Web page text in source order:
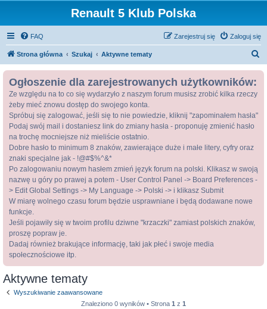
Renault 5 Klub Polska
FAQ Zaloguj się
Zarejestruj się
Strona główna Szukaj Aktywne tematy
Ogłoszenie dla zarejestrowanych użytkowników:
Ze względu na to co się wydarzyło z naszym forum musisz zrobić kilka rzeczy
żeby mieć znowu dostęp do swojego konta.
Spróbuj się zalogować, jeśli się to nie powiedzie, kliknij "zapominałem hasła"
Podaj swój mail i dostaniesz link do zmiany hasła - proponuję zmienić hasło
na trochę mocniejsze niż mieliście ostatnio.
Dobre hasło to minimum 8 znaków, zawierające duże i małe litery, cyfry oraz
znaki specjalne jak - !@#$%^&*
Po zalogowaniu nowym hasłem zmień język forum na polski. Klikasz w swoją
nazwę u góry po prawej a potem - User Control Panel -> Board Preferences -
> Edit Global Settings -> My Language -> Polski -> i klikasz Submit
W miarę wolnego czasu forum będzie usprawniane i będą dodawane nowe
funkcje.
Jeśli pojawiły się w twoim profilu dziwne "krzaczki" zamiast polskich znaków,
proszę popraw je.
Dadaj również brakujące informację, taki jak płeć i swoje media
społecznościowe itp.
Aktywne tematy
Wyszukiwanie zaawansowane
Znaleziono 0 wyników • Strona 1 z 1